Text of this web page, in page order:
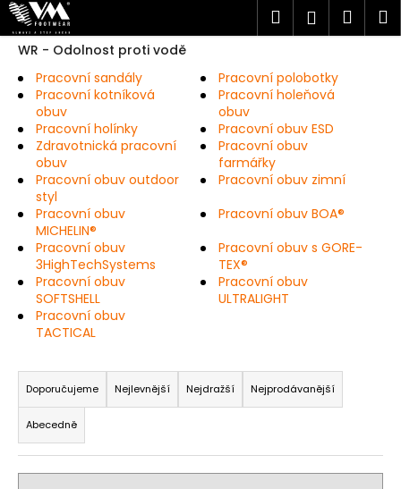
Přejít
obsah
Hledat
WR - Odolnost proti vodě
Pracovní sandály
Pracovní polobotky
Pracovní kotníková
obuv
Pracovní holeňová
obuv
Pracovní holínky
Pracovní obuv ESD
Zdravotnická pracovní
obuv
Pracovní obuv
farmářky
Pracovní obuv outdoor
styl
Pracovní obuv zimní
Pracovní obuv
MICHELIN®
Pracovní obuv BOA®
Pracovní obuv
3HighTechSystems
Pracovní obuv s GORE-
TEX®
Pracovní obuv
SOFTSHELL
Pracovní obuv
ULTRALIGHT
Pracovní obuv
TACTICAL
Ř
a
z
e
n
Doporučujeme Nejlevnější Nejdražší Nejprodávanější
Abecedně
K
o Zpět
Zpět
C
o
p
t
ř
b
u
j
e
n
a
j
í